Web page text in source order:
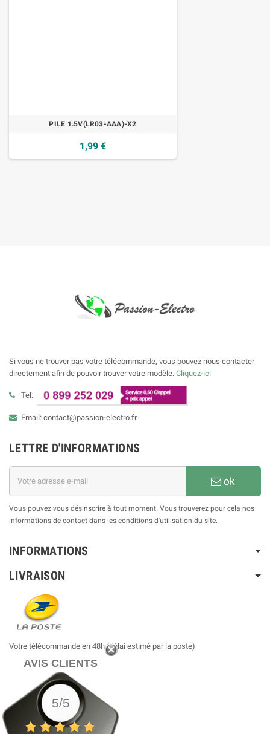
PILE 1.5V(LR03-AAA)-X2
1,99 €
Si vous ne trouver pas votre télécommande, vous pouvez nous contacter
directement afin de pouvoir trouver votre modèle. Cliquez-ici
Tel:
Email: contact@passion-electro.fr
LETTRE D'INFORMATIONS
ok
Vous pouvez vous désinscrire à tout moment. Vous trouverez pour cela nos
informations de contact dans les conditions d'utilisation du site.
INFORMATIONS
LIVRAISON
Votre télécommande en 48h (délai estimé par la poste)
AVIS CLIENTS
5/5